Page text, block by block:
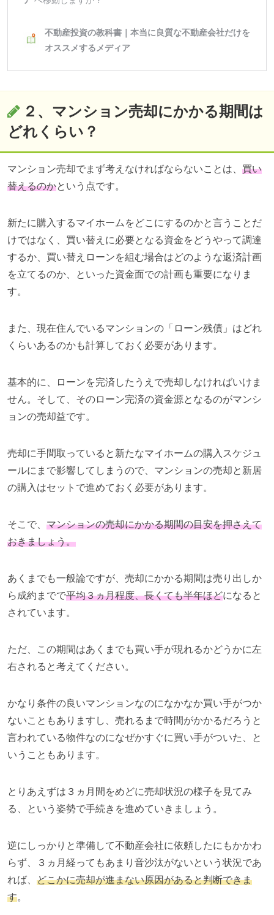
２、マンション売却にかかる期間は
どれくらい？
マンション売却でまず考えなければならないことは、 買い
替えるのかという点です。
新たに購入するマイホームをどこにするのかと言うことだ
けではなく、買い替えに必要となる資金をどうやって調達
するか、買い替えローンを組む場合はどのような返済計画
を立てるのか、といった資金面での計画も重要になりま
す。
また、現在住んでいるマンションの「ローン残債」はどれ
くらいあるのかも計算しておく必要があります。
基本的に、ローンを完済したうえで売却しなければいけま
せん。そして、そのローン完済の資金源となるのがマンシ
ョンの売却益です。
売却に手間取っていると新たなマイホームの購入スケジュ
ールにまで影響してしまうので、マンションの売却と新居
の購入はセットで進めておく必要があります。
そこで、 マンションの売却にかかる期間の目安を押さえて
おきましょう。
あくまでも一般論ですが、売却にかかる期間は売り出しか
ら成約までで平均３ヵ月程度、長くても半年ほどになると
されています。
ただ、この期間はあくまでも買い手が現れるかどうかに左
右されると考えてください。
かなり条件の良いマンションなのになかなか買い手がつか
ないこともありますし、売れるまで時間がかかるだろうと
言われている物件なのになぜかすぐに買い手がついた、と
いうこともあります。
とりあえずは３ヵ月間をめどに売却状況の様子を見てみ
る、という姿勢で手続きを進めていきましょう。
逆にしっかりと準備して不動産会社に依頼したにもかかわ
らず、３ヵ月経ってもあまり音沙汰がないという状況であ
れば、 どこかに売却が進まない原因があると判断できま
す。